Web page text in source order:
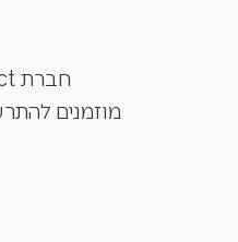
חברת Carmel Direct גאה להציג את גרילי הגז מבית המותגים המובילים בעולם. Grandhall, Napoleon, Caesar Grill, Lynx ועוד.
מוזמנים